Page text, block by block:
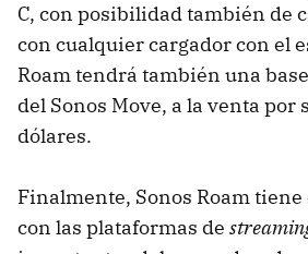
C, con posibilidad también de
con cualquier cargador con el
Roam tendrá también una
del Sonos Move, a la venta por
dólares.
Finalmente, Sonos Roam
con las plataformas de